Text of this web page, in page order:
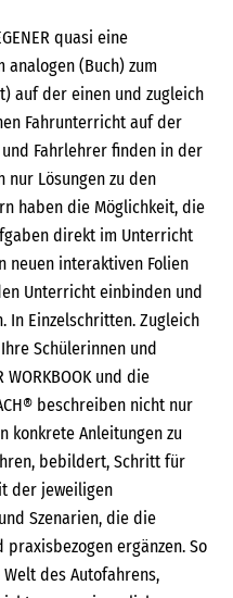
quasi eine
(Buch) zum
auf der einen und zugleich
Fahrunterricht auf der
Fahrlehrer finden in der
Lösungen zu den
haben die Möglichkeit, die
direkt im Unterricht
neuen interaktiven Folien
Unterricht einbinden und
In Einzelschritten. Zugleich
Schülerinnen und
WORKBOOK und die
beschreiben nicht nur
konkrete Anleitungen zu
bebildert, Schritt für
der jeweiligen
Szenarien, die die
ergänzen. So
des Autofahrens,